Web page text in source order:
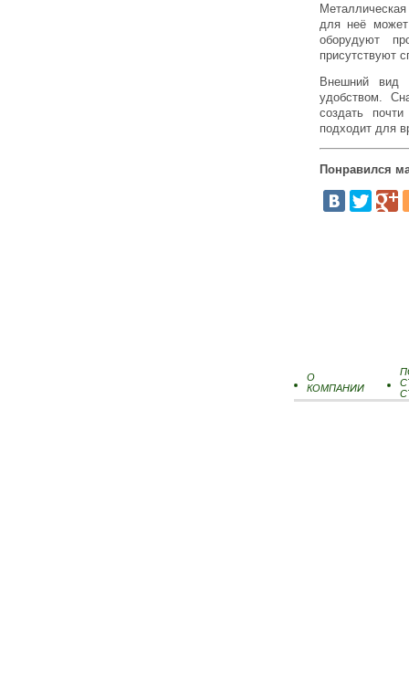
для неё может
оборудуют
присутствуют
Внешний вид
удобством.
создать
подходит для
Понравился
О
КОМПАНИИ